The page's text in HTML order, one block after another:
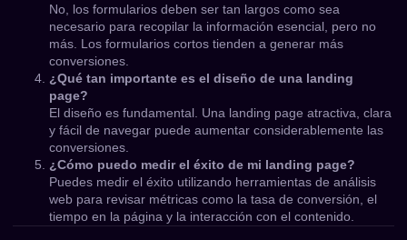
No, los formularios deben ser tan largos como sea
necesario para recopilar la información esencial, pero no
más. Los formularios cortos tienden a generar más
conversiones.
¿Qué tan importante es el diseño de una landing
page?
El diseño es fundamental. Una landing page atractiva, clara
y fácil de navegar puede aumentar considerablemente las
conversiones.
¿Cómo puedo medir el éxito de mi landing page?
Puedes medir el éxito utilizando herramientas de análisis
web para revisar métricas como la tasa de conversión, el
tiempo en la página y la interacción con el contenido.